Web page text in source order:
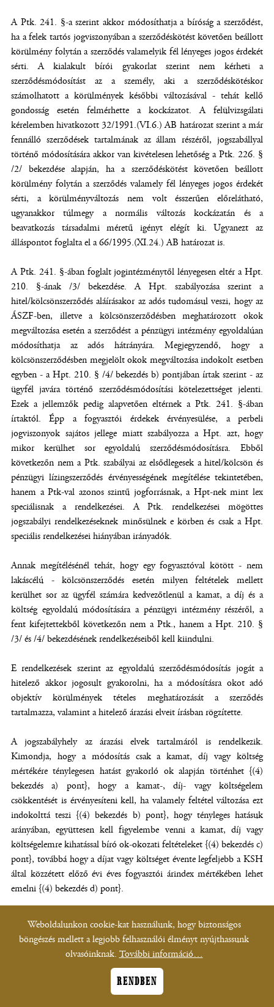
A Ptk. 241. §-a szerint akkor módosíthatja a bíróság a szerződést,
ha a felek tartós jogviszonyában a szerződéskötést követően beállott
körülmény folytán a szerződés valamelyik fél lényeges jogos érdekét
sérti. A kialakult bírói gyakorlat szerint nem kérheti a
szerződésmódosítást az a személy, aki a szerződéskötéskor
számolhatott a körülmények későbbi változásával - tehát kellő
gondosság esetén felmérhette a kockázatot. A felülvizsgálati
kérelemben hivatkozott 32/1991.(VI.6.) AB határozat szerint a már
fennálló szerződések tartalmának az állam részéről, jogszabállyal
történő módosítására akkor van kivételesen lehetőség a Ptk. 226. §
/2/ bekezdése alapján, ha a szerződéskötést követően beállott
körülmény folytán a szerződés valamely fél lényeges jogos érdekét
sérti, a körülményváltozás nem volt ésszerűen előrelátható,
ugyanakkor túlmegy a normális változás kockázatán és a
beavatkozás társadalmi méretű igényt elégít ki. Ugyanezt az
álláspontot foglalta el a 66/1995.(XI.24.) AB határozat is.
A Ptk. 241. §-ában foglalt jogintézménytől lényegesen eltér a Hpt.
210. §-ának /3/ bekezdése. A Hpt. szabályozása szerint a
hitel/kölcsönszerződés aláírásakor az adós tudomásul veszi, hogy az
ÁSZF-ben, illetve a kölcsönszerződésben meghatározott okok
megváltozása esetén a szerződést a pénzügyi intézmény egyoldalúan
módosíthatja az adós hátrányára. Megjegyzendő, hogy a
kölcsönszerződésben megjelölt okok megváltozása indokolt esetben
egyben - a Hpt. 210. § /4/ bekezdés b) pontjában írtak szerint - az
ügyfél javára történő szerződésmódosítási kötelezettséget jelenti.
Ezek a jellemzők pedig alapvetően eltérnek a Ptk. 241. §-ában
írtaktól. Épp a fogyasztói érdekek érvényesülése, a perbeli
jogviszonyok sajátos jellege miatt szabályozza a Hpt. azt, hogy
mikor kerülhet sor egyoldalú szerződésmódosításra. Ebből
következőn nem a Ptk. szabályai az elsődlegesek a hitel/kölcsön és
pénzügyi lízingszerződés érvényességének megítélése tekintetében,
hanem a Ptk-val azonos szintű jogforrásnak, a Hpt-nek mint lex
speciálisnak a rendelkezései. A Ptk. rendelkezései mögöttes
jogszabályi rendelkezéseknek minősülnek e körben és csak a Hpt.
speciális rendelkezései hiányában irányadók.
Annak megítélésénél tehát, hogy egy fogyasztóval kötött - nem
lakáscélú - kölcsönszerződés esetén milyen feltételek mellett
kerülhet sor az ügyfél számára kedvezőtlenül a kamat, a díj és a
költség egyoldalú módosítására a pénzügyi intézmény részéről, a
fent kifejtettekből következőn nem a Ptk., hanem a Hpt. 210. §
/3/ és /4/ bekezdésének rendelkezéseiből kell kiindulni.
E rendelkezések szerint az egyoldalú szerződésmódosítás jogát a
hitelező akkor jogosult gyakorolni, ha a módosításra okot adó
objektív körülmények tételes meghatározását a szerződés
tartalmazza, valamint a hitelező árazási elveit írásban rögzítette.
A jogszabályhely az árazási elvek tartalmáról is rendelkezik.
Kimondja, hogy a módosítás csak a kamat, díj vagy költség
mértékére ténylegesen hatást gyakorló ok alapján történhet {(4)
bekezdés a) pont}, hogy a kamat-, díj- vagy költségelem
csökkentését is érvényesíteni kell, ha valamely feltétel változása ezt
indokolttá teszi {(4) bekezdés b) pont}, hogy tényleges hatásuk
arányában, együttesen kell figyelembe venni a kamat, díj vagy
költségelemre kihatással bíró ok-okozati feltételeket {(4) bekezdés c)
pont}, továbbá hogy a díjat vagy költséget évente legfeljebb a KSH
által közzétett előző évi éves fogyasztói árindex mértékében lehet
emelni {(4) bekezdés d) pont}.
A Hpt. 2010. január 1-től hatályos rendelkezései szerint tehát - a
hitelező az egyoldalú szerződésmódosítás jogával nem korlátlanul és
nem bármely indokra hivatkozással élhet, hanem csak olyan
objektív körülmények bekövetkezte esetén, mely körülmények
tételes felsorolását már a szerződés meghatározta, tehát mely
feltételek bekövetkezte esetére az ügyfél már a szerződéskötéskor
Weboldalunkon cookie-kat használunk, hogy biztonságos
böngészés mellett a legjobb felhasználói élményt nyújthassunk
olvasóinknak. További információ…
RENDBEN